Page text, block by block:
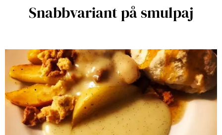
Snabbvariant på smulpaj